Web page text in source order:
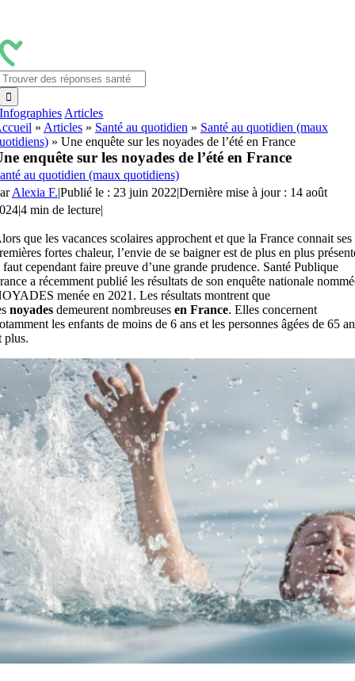
contenu
Infographies Articles
» Articles» Santé au quotidien » Santé au quotidien (maux
» Une enquête sur les noyades de l’été en France
enquête sur les noyades de l’été en France
au quotidien (maux quotidiens)
Alexia F.|Publié le : 23 juin 2022|Dernière mise à jour : 14 août
|4 min de lecture|
que les vacances scolaires approchent et que la France connait ses
fortes chaleur, l’envie de se baigner est de plus en plus
cependant faire preuve d’une grande prudence. Santé Publique
a récemment publié les résultats de son enquête nationale
menée en 2021. Les résultats montrent que
noyadesdemeurent nombreuses en France. Elles concernent
les enfants de moins de 6 ans et les personnes âgées de 65
plus.